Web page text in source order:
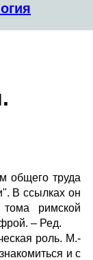
общего труда
В ссылках он
римской
– Ред.
роль. М.-
и с